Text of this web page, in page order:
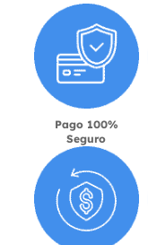
Pago 100%
Seguro